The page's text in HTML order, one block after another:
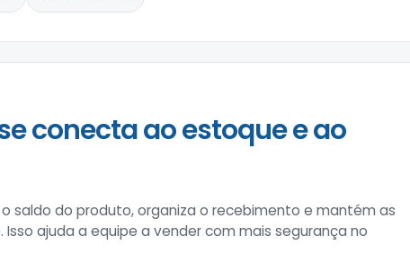
conecta ao estoque e ao
saldo do produto, organiza o recebimento e mantém as
ajuda a equipe a vender com mais segurança no